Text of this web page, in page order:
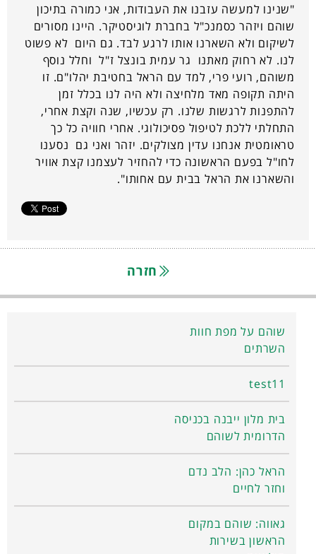
"שנינו למעשה עזבנו את העבודות, אני כמורה בתיכון
שוהם ויזהר כסמנכ"ל בחברת לוגיסטיקר. היינו מסורים
לשיקום ולא השארנו אותו לרגע לבד. גם היום לא פשוט
לנו. לא רחוק מאתנו גר עמית בונצל ז"ל וחלל נוסף
משוהם, רועי פרי, למד עם הראל בחטיבת יהלו"ם. זו
היתה תקופה מאד מלחיצה ולא היה לנו בכלל זמן
להתפנות לרגשות שלנו. רק עכשיו, שנה וקצת אחרי,
התחלתי ללכת לטיפול פסיכולוגי. אחרי חוויה כל כך
טראומטית אנחנו עדין מצולקים. יזהר ואני גם נסענו
לחו"ל בפעם הראשונה כדי להחזיר לעצמנו קצת אוויר
והשארנו את הראל בבית עם אחותו".
חזרה
שוהם על מפת חוות
השרתים
test11
בית מלון ייבנה בכניסה
הדרומית לשוהם
הראל כהן: הלב נדם
וחזר לחיים
גאווה: שוהם במקום
הראשון בשירות